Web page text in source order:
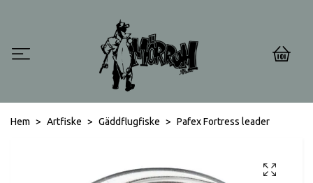
0
Hem Artfiske Gäddflugfiske Pafex Fortress leader